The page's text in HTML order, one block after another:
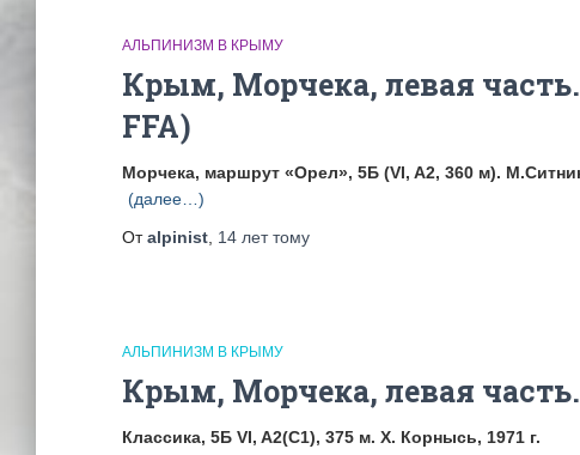
АЛЬПИНИЗМ В КРЫМУ
Крым, Морчека, левая
FFA)
Морчека, маршрут «Орел», 5Б (VI, A2, 360 м).
(далее…)
Отalpinist 14 леттому
АЛЬПИНИЗМ В КРЫМУ
Крым, Морчека, левая
Классика, 5Б VI, A2(С1), 375 м. Х. Корнысь, 1971 г.